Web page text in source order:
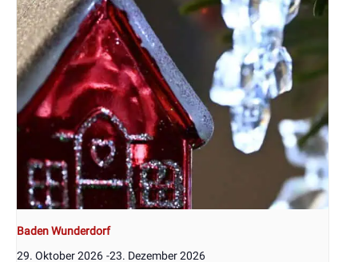
Baden Wunderdorf
29. Oktober 2026 -23. Dezember 2026